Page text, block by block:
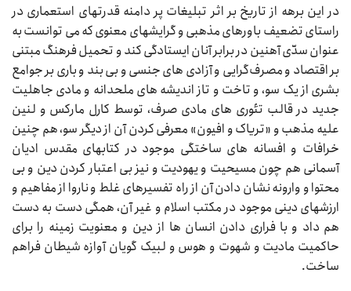
در این برهه از تاریخ بر اثر تبلیغات پر دامنه قدرتهای استعماری در
راستای تضعیف باورهای مذهبی و گرایشهای معنوی که می‌‌‌ توانست به
عنوان سدّی آهنین در برابر آنان ایستادگی کند و تحمیل فرهنگ مبتنی
بر اقتصاد و مصرف‌گرایی و آزادی‌‌‌ های جنسی و بی‌‌‌ بند و باری بر جوامع
بشری از یک سو، و تاخت و تاز اندیشه‌‌‌ های ملحدانه و مادی جاهلیت
جدید در قالب تئوری‌‌‌ های مادی صرف، توسط کارل مارکس و لنین
علیه مذهب و «تریاک و افیون» معرفی کردن آن از دیگر سو، هم چنین
خرافات و افسانه‌‌‌ های ساختگی موجود در کتابهای مقدس ادیان
آسمانی هم چون مسیحیت و یهودیت و نیز بی‌‌‌ اعتبار کردن دین و بی‌‌‌
محتوا و وارونه نشان دادن آن از راه تفسیرهای غلط و ناروا از مفاهیم و
ارزشهای دینی موجود در مکتب اسلام و غیر آن، همگی دست به دست
هم داد و با فراری دادن انسان‌‌‌ ها از دین و معنویت زمینه را برای
حاکمیت مادیت و شهوت و هوس و لبیک گویان آوازه شیطان فراهم
ساخت.